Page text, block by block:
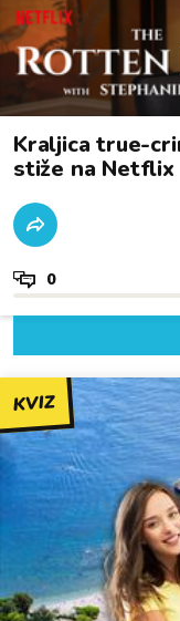
Kraljica true-
stiže na Netflix
0
KVIZ